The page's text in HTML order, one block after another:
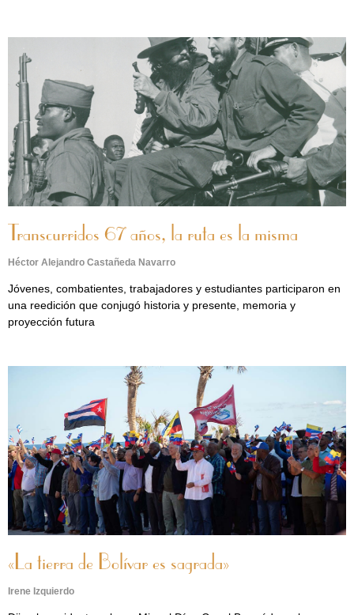
Transcurridos 67 años, la ruta es la misma
Héctor Alejandro Castañeda Navarro
Jóvenes, combatientes, trabajadores y estudiantes participaron en
una reedición que conjugó historia y presente, memoria y
proyección futura
«La tierra de Bolívar es sagrada»
Irene Izquierdo